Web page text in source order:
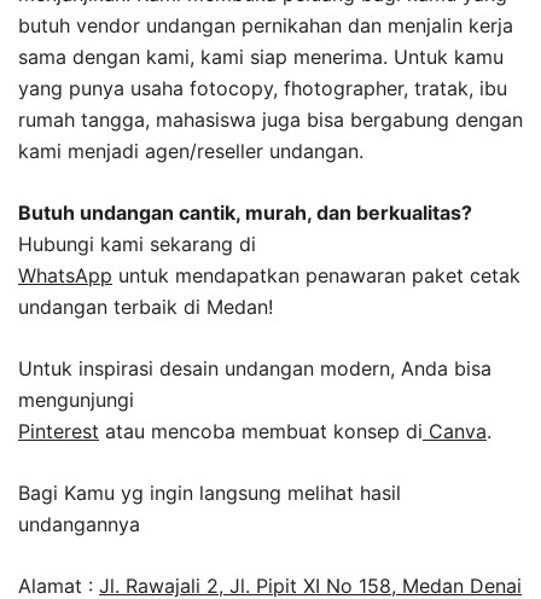
butuh vendor undangan pernikahan dan menjalin kerja
sama dengan kami, kami siap menerima. Untuk kamu
yang punya usaha fotocopy, fhotographer, tratak, ibu
rumah tangga, mahasiswa juga bisa bergabung dengan
kami menjadi agen/reseller undangan.
Butuh undangan cantik, murah, dan berkualitas?
Hubungi kami sekarang di
WhatsApp untuk mendapatkan penawaran paket cetak
undangan terbaik di Medan!
Untuk inspirasi desain undangan modern, Anda bisa
mengunjungi
Pinterest atau mencoba membuat konsep di Canva.
Bagi Kamu yg ingin langsung melihat hasil
undangannya
Alamat : Jl. Rawajali 2, Jl. Pipit XI No 158, Medan Denai